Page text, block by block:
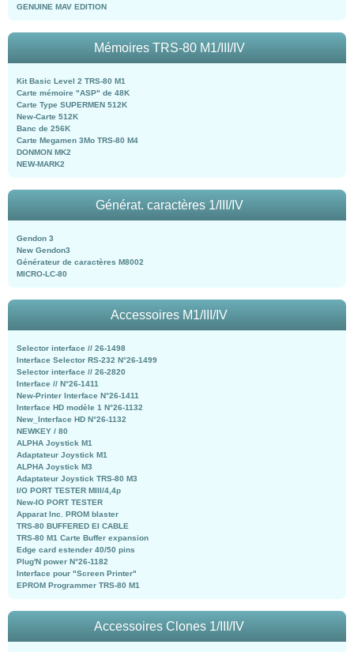
GENUINE MAV EDITION
Mémoires TRS-80 M1/III/IV
Kit Basic Level 2 TRS-80 M1
Carte mémoire "ASP" de 48K
Carte Type SUPERMEN 512K
New-Carte 512K
Banc de 256K
Carte Megamen 3Mo TRS-80 M4
DONMON MK2
NEW-MARK2
Générat. caractères 1/III/IV
Gendon 3
New Gendon3
Générateur de caractères M8002
MICRO-LC-80
Accessoires M1/III/IV
Selector interface // 26-1498
Interface Selector RS-232 N°26-1499
Selector interface // 26-2820
Interface // N°26-1411
New-Printer Interface N°26-1411
Interface HD modèle 1 N°26-1132
New_Interface HD N°26-1132
NEWKEY / 80
ALPHA Joystick M1
Adaptateur Joystick M1
ALPHA Joystick M3
Adaptateur Joystick TRS-80 M3
I/O PORT TESTER MIII/4,4p
New-IO PORT TESTER
Apparat Inc. PROM blaster
TRS-80 BUFFERED EI CABLE
TRS-80 M1 Carte Buffer expansion
Edge card estender 40/50 pins
Plug'N power N°26-1182
Interface pour "Screen Printer"
EPROM Programmer TRS-80 M1
Accessoires Clones 1/III/IV